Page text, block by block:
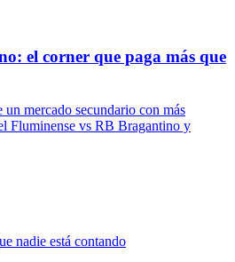
el corner que paga más que
mercado secundario con más
Fluminense vs RB Bragantino y
nadie está contando